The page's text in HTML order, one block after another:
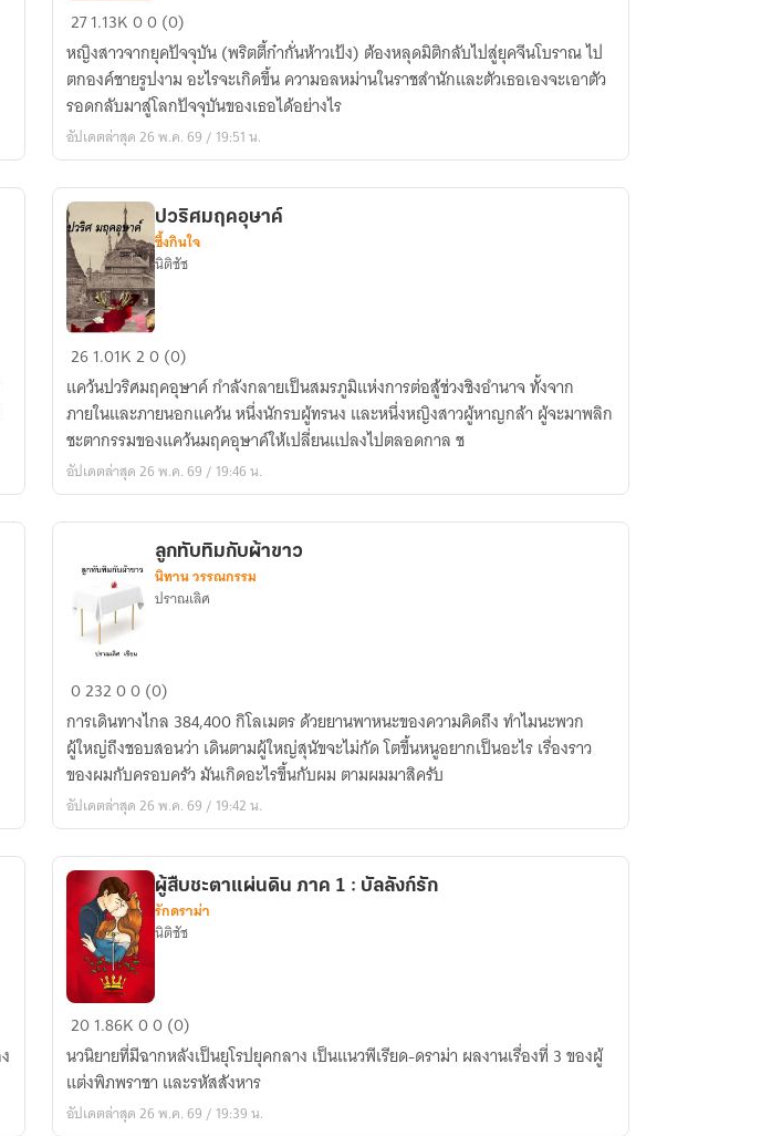
Spoof
Princess
&
Gay
Husband
เจ้า
สวมรอย
กับ
ราชบุตร
เขย
เก๊ก
แมน
271.13K00 (0)
หญิงสาวจากยุคปัจจุบัน​ (พริตตี้ก๋ากั่นห้าวเป้ง)​ ต้องหลุดมิติกลับไปสู่ยุคจีนโบราณ​ ไป
ตกองค์ชายรูปงาม​ อะไรจะเกิดขึ้น​ ความอลหม่านในราชสำนักและตัวเธอเองจะเอาตัว
รอด​กลับมาสู่โลกปัจจุบันของเธอได้อย่างไร
อัปเดตล่าสุด 26 พ.ค. 69 / 19:51 น.
ปว
มฤค
อุษา
ค์
ปวริศมฤคอุษาค์
ซึ้งกินใจ
นิติชัช
261.01K20 (0)
แคว้นปวริศมฤคอุษาค์ กำลังกลายเป็นสมรภูมิแห่งการต่อสู้ช่วงชิงอำนาจ ทั้งจาก
ภายในและภายนอกแคว้น หนึ่งนักรบผู้ทรนง และหนึ่งหญิงสาวผู้หาญกล้า ผู้จะมาพลิก
ชะตากรรมของแคว้นมฤคอุษาค์ให้เปลี่ยนแปลงไปตลอดกาล ช
อัปเดตล่าสุด 26 พ.ค. 69 / 19:46 น.
ลูก
ทับทิม
กับ
ผ้า
ขาว
ลูกทับทิมกับผ้าขาว
นิทาน วรรณกรรม
ปราณเลิศ
023200 (0)
การเดินทางไกล 384,400 กิโลเมตร ด้วยยานพาหนะของความคิดถึง ทำไมนะพวก
ผู้ใหญ่ถึงชอบสอนว่า เดินตามผู้ใหญ่สุนัขจะไม่กัด โตขึ้นหนูอยากเป็นอะไร เรื่องราว
ของผมกับครอบครัว มันเกิดอะไรขึ้นกับผม ตามผมมาสิครับ
อัปเดตล่าสุด 26 พ.ค. 69 / 19:42 น.
ผู้
สืบ
ชะตา
แผ่น
ดิน
ผู้สืบชะตาแผ่นดิน ภาค 1 : บัลลังก์รัก
รักดราม่า
นิติชัช
201.86K00 (0)
นวนิยายที่มีฉากหลังเป็นยุโรปยุคกลาง เป็นแนวพีเรียด-ดราม่า ผลงานเรื่องที่ 3 ของผู้
แต่งพิภพราชา และรหัสสังหาร
อัปเดตล่าสุด 26 พ.ค. 69 / 19:39 น.